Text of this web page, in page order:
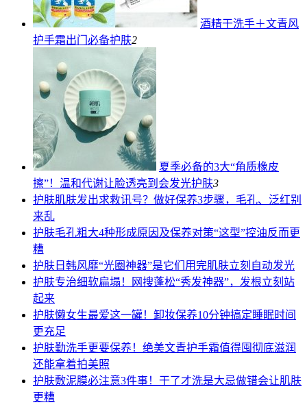
酒精干洗手＋文青风
护手霜出门必备护肤2
夏季必备的3大“角质橡皮
擦”！温和代谢让脸透亮到会发光护肤3
护肤肌肤发出求救讯号？做好保养3步骤，毛孔、泛红别
来乱
护肤毛孔粗大4种形成原因及保养对策“这型”控油反而更
糟
护肤 日韩风靡“光圈神器”是它们用完肌肤立刻自动发光
护肤专治细软扁塌！网搜蓬松“秀发神器”，发根立刻站
起来
护肤懒女生最爱这一罐！卸妆保养10分钟搞定睡眠时间
更充足
护肤勤洗手更要保养！绝美文青护手霜值得囤彻底滋润
还能拿着拍美照
护肤敷泥膜必注意3件事！干了才洗是大忌做错会让肌肤
更糟